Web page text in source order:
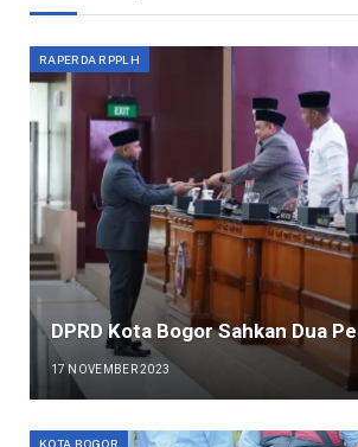
RAPERDA RPPLH
DPRD Kota Bogor Sahkan Dua
17 NOVEMBER 2023
KOTA BOGOR